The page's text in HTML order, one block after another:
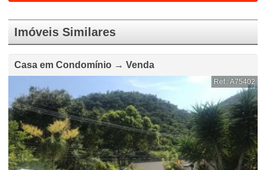
Imóveis Similares
Casa em Condomínio → Venda
Ref.: A75402